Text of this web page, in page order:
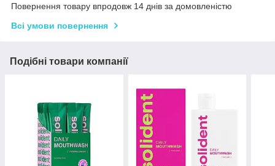
Повернення товару впродовж 14 днів за домовленістю
Всі умови повернення
Подібні товари компанії